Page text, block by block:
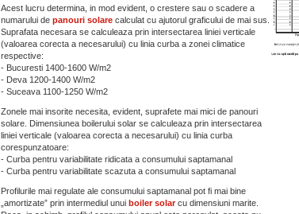
Acest lucru determina, in mod evident, o crestere sau o scadere a
numarului de panouri solarecalculat cu ajutorul graficului de mai sus.
Suprafata necesara se calculeaza prin intersectarea liniei verticale
(valoarea corecta a necesarului) cu linia curba a zonei climatice
respective:
- Bucuresti 1400-1600 W/m2
- Deva 1200-1400 W/m2
- Suceava 1100-1250 W/m2
Zonele mai insorite necesita, evident, suprafete mai mici de panouri
solare. Dimensiunea boilerului solar se calculeaza prin intersectarea
liniei verticale (valoarea corecta a necesarului) cu linia curba
corespunzatoare:
- Curba pentru variabilitate ridicata a consumului saptamanal
- Curba pentru variabilitate scazuta a consumului saptamanal
Profilurile mai regulate ale consumului saptamanal pot fi mai bine
„amortizate” prin intermediul unui boiler solarcu dimensiuni marite.